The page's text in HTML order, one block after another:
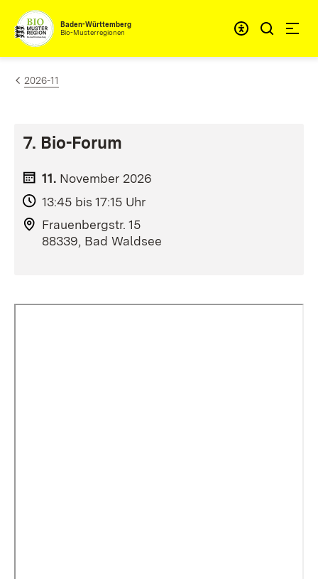
Zum Inhalt springen
Baden-Württemberg
Bio-Musterregionen
2026-11
7. Bio-Forum
11. November 2026
13:45 bis 17:15 Uhr
Frauenbergstr. 15
88339, Bad Waldsee